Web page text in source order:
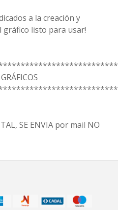
a la creación y
listo para usar!
SE ENVIA por mail NO